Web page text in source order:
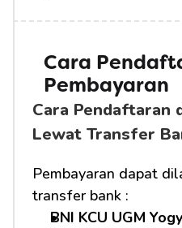
Cara
Pembayaran
Cara Pendaftaran
Lewat Transfer
Pembayaran dapat
transfer bank :
BNI KCU UGM